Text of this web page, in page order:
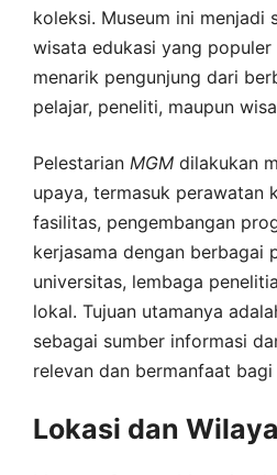
koleksi. Museum ini menjadi
wisata edukasi yang
menarik pengunjung dari
pelajar, peneliti, maupun
Pelestarian MGM dilakukan
upaya, termasuk perawatan
fasilitas, pengembangan
kerjasama dengan berbagai
universitas, lembaga
lokal. Tujuan utamanya
sebagai sumber informasi
relevan dan bermanfaat
Lokasi dan